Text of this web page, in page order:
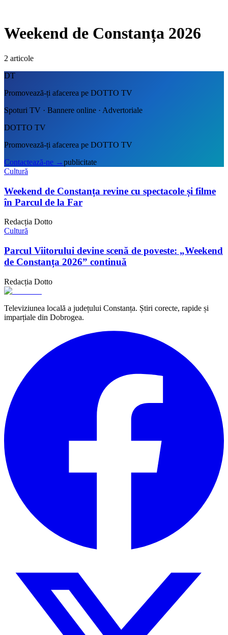
Weekend de Constanța 2026
2 articole
DT
Promovează-ți afacerea pe DOTTO TV
Spoturi TV · Bannere online · Advertoriale
DOTTO TV
Promovează-ți afacerea pe DOTTO TV
Contactează-ne →publicitate
Cultură
Weekend de Constanța revine cu spectacole și filme
în Parcul de la Far
Redacția Dotto
Cultură
Parcul Viitorului devine scenă de poveste: „Weekend
de Constanța 2026” continuă
Redacția Dotto
Televiziunea locală a județului Constanța. Știri corecte, rapide și
imparțiale din Dobrogea.